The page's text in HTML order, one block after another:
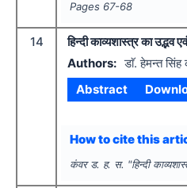
Pages 67-68
14
हिन्दी काव्यशास्त्र का उद्भव
Authors: डाॅ. हेमन्त
Abstract
How to cite this
कंवर ड. ह. स. "हिन्दी